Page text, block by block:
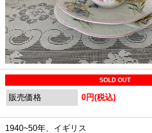
SOLD OUT
販売価格 0円(税込)
1940~50年、イギリス